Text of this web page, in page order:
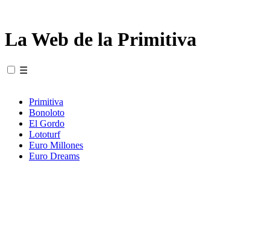
La Web de la Primitiva
☰
Primitiva
Bonoloto
El Gordo
Lototurf
Euro Millones
Euro Dreams